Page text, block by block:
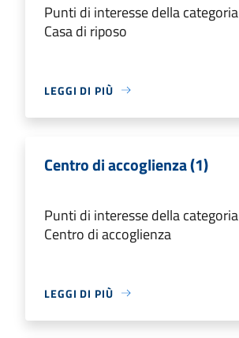
Punti di interesse della categoria
Casa di riposo
LEGGI DI PIÙ
Centro di accoglienza (1)
Punti di interesse della categoria
Centro di accoglienza
LEGGI DI PIÙ